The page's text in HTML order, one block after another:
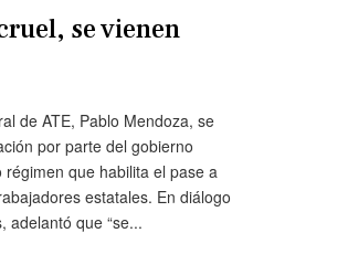
se vienen
de ATE, Pablo Mendoza, se
por parte del gobierno
régimen que habilita el pase a
estatales. En diálogo
adelantó que “se...